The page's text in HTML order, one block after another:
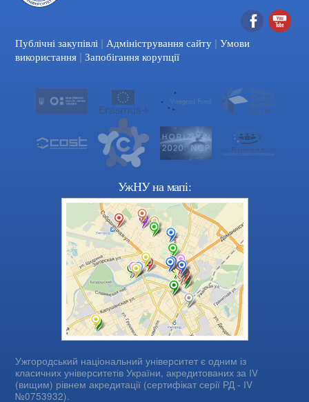
Facebook
Публічні закупівлі | Адміністрування сайту | Умови
використання | Запобігання корупції
УжНУ на мапі:
Ужгородський національний університет є одним із
класичних університетів України, акредитованих за IV
(вищим) рівнем акредитації (сертифікат серії РД - IV
№0753932).